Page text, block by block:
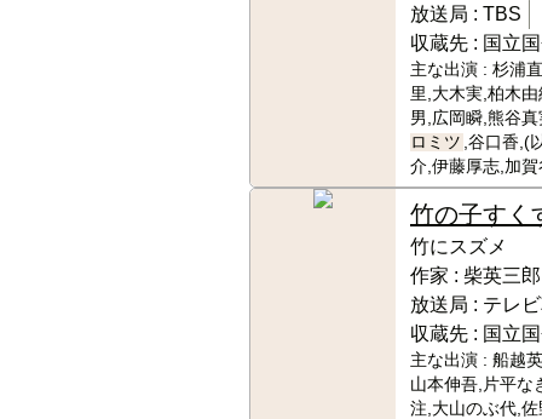
放送局 : TBS
収蔵先 : 国立
主な出演 : 杉浦
里,大木実,柏木
男,広岡瞬,熊谷
ロミツ ,谷口香,(
介,伊藤厚志,加
竹の子すく
竹にスズメ
作家 : 柴英三郎
放送局 : テレ
収蔵先 : 国立
主な出演 : 船越
山本伸吾,片平な
注,大山のぶ代,